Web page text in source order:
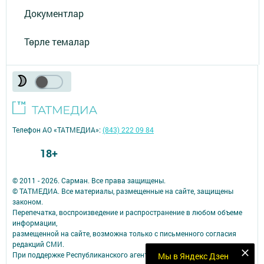
Документлар
Төрле темалар
Мы в Яндекс Дзен
© 2011 - 2026. Сарман. Все права защищены.
© ТАТМЕДИА. Все материалы, размещенные на сайте, защищены
законом.
Перепечатка, воспроизведение и распространение в любом объеме
информации,
размещенной на сайте, возможна только с письменного согласия
редакций СМИ.
При поддержке Республиканского агентства по печати и массовым
Телефон АО «ТАТМЕДИА»:(843) 222 09 84
18+